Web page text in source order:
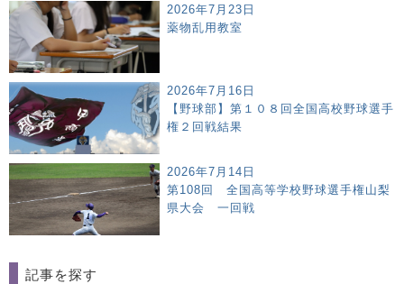
2026年7月23日
薬物乱用教室
2026年7月16日
【野球部】第１０８回全国高校野球選手
権２回戦結果
2026年7月14日
第108回 全国高等学校野球選手権山梨
県大会 一回戦
記事を探す